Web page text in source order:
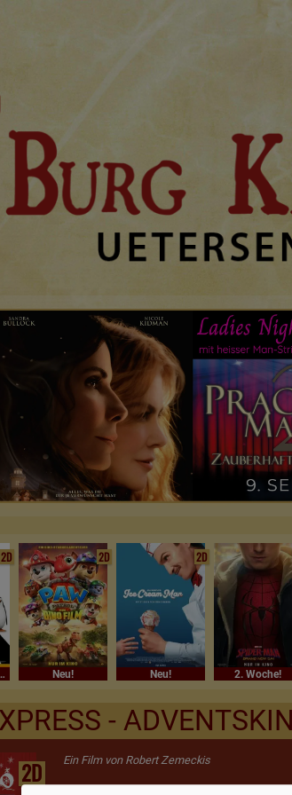
2D 2D
Neu!
2D
Neu! 2. Woche!
-
2D Ein Film von Robert Zemeckis
An einem verschneiten